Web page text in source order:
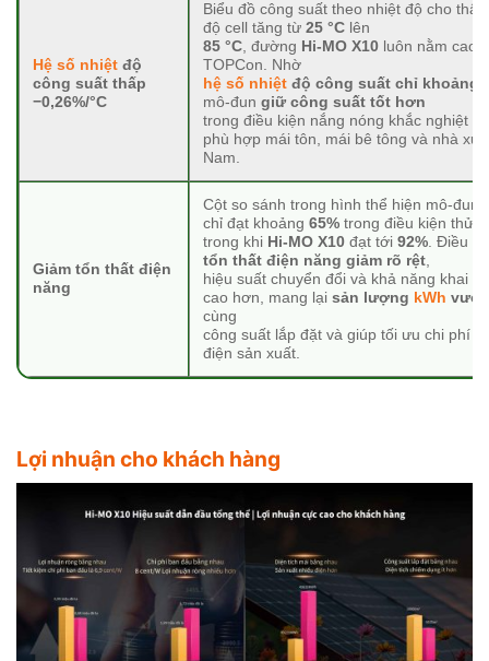
Hệ số nhiệt độ
công suất thấp
−0,26%/°C
Biểu đồ công suất theo nhiệt độ cho
độ cell tăng từ 25 °C lên
85 °C, đường Hi-MO X10 luôn nằm cao
TOPCon. Nhờ
hệ số nhiệt độ công suất chỉ khoảng
mô-đun giữ công suất tốt hơn
trong điều kiện nắng nóng khắc nghiệt –
phù hợp mái tôn, mái bê tông và nhà
Nam.
Giảm tổn thất điện
năng
Cột so sánh trong hình thể hiện mô-đun
chỉ đạt khoảng 65% trong điều kiện thử
trong khi Hi-MO X10 đạt tới 92%. Điều
tổn thất điện năng giảm rõ rệt,
hiệu suất chuyển đổi và khả năng khai
cao hơn, mang lại sản lượng kWh vượt
cùng
công suất lắp đặt và giúp tối ưu chi phí
điện sản xuất.
Lợi nhuận cho khách hàng